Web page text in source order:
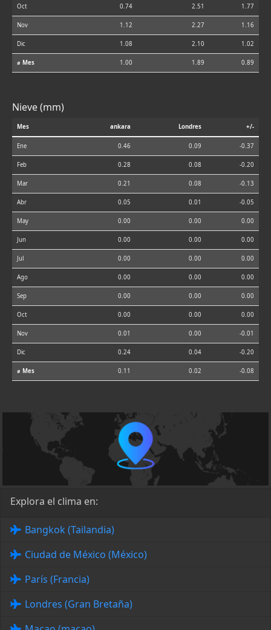
Oct 0.74 2.51 1.77
Nov 1.12 2.27 1.16
Dic 1.08 2.10 1.02
⌀ Mes 1.00 1.89 0.89
Nieve (mm)
Mes ankara Londres +/-
Ene 0.46 0.09 -0.37
Feb 0.28 0.08 -0.20
Mar 0.21 0.08 -0.13
Abr 0.05 0.01 -0.05
May 0.00 0.00 0.00
Jun 0.00 0.00 0.00
Jul 0.00 0.00 0.00
Ago 0.00 0.00 0.00
Sep 0.00 0.00 0.00
Oct 0.00 0.00 0.00
Nov 0.01 0.00 -0.01
Dic 0.24 0.04 -0.20
⌀ Mes 0.11 0.02 -0.08
Explora el clima en:
Bangkok (Tailandia)
Ciudad de México (México)
París (Francia)
Londres (Gran Bretaña)